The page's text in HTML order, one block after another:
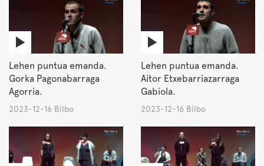
Lehen puntua emanda.
Gorka Pagonabarraga
Agorria.
2023-12-16 Bilbo
Lehen puntua emanda.
Aitor Etxebarriazarraga
Gabiola.
2023-12-16 Bilbo